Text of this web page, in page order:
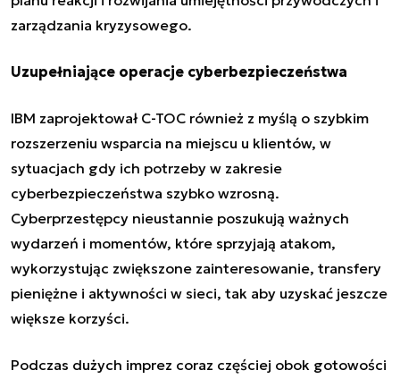
zarządzania kryzysowego.
Uzupełniające operacje cyberbezpieczeństwa
IBM zaprojektował C-TOC również z myślą o szybkim
rozszerzeniu wsparcia na miejscu u klientów, w
sytuacjach gdy ich potrzeby w zakresie
cyberbezpieczeństwa szybko wzrosną.
Cyberprzestępcy nieustannie poszukują ważnych
wydarzeń i momentów, które sprzyjają atakom,
wykorzystując zwiększone zainteresowanie, transfery
pieniężne i aktywności w sieci, tak aby uzyskać jeszcze
większe korzyści.
Podczas dużych imprez coraz częściej obok gotowości